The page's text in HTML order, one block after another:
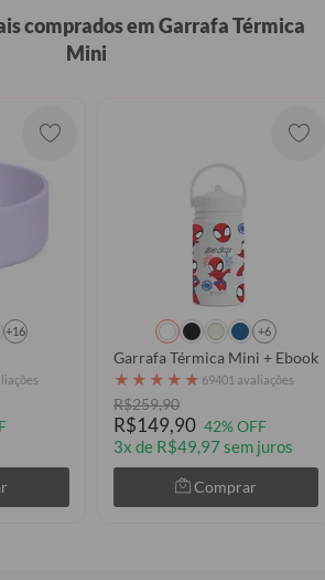
comprados em Garrafa Térmica
Mini
+16 +6
Garrafa Térmica Mini +
★ ★ ★ ★ ★ 69401 avaliações
R$259,90
R$149,90 42% OFF
3x de R$49,97 sem juros
Comprar